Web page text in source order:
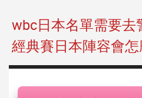
樂
透
彩
wbc日本名單需要去
經典賽日本陣容會怎